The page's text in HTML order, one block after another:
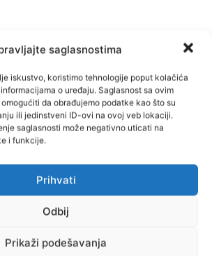
saglasnostima
iskustvo, koristimo tehnologije poput kolačića
o uređaju. Saglasnost sa ovim
da obrađujemo podatke kao što su
ili jedinstveni ID-ovi na ovoj veb lokaciji.
saglasnosti može negativno uticati na
i funkcije.
Prihvati
Odbij
Prikaži podešavanja
Pinterest